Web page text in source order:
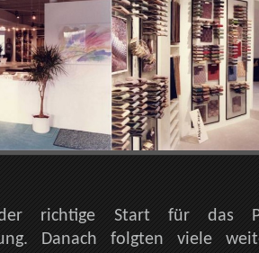
richtige Start für das
Danach folgten viele